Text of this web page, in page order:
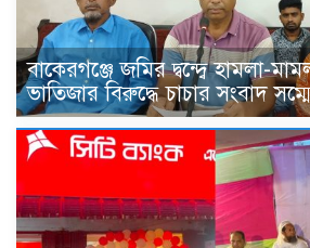
বাকেরগঞ্জে জমির দ্বন্দ্বে হামলা-
ভাতিজার বিরুদ্ধে চাচার সংবাদ